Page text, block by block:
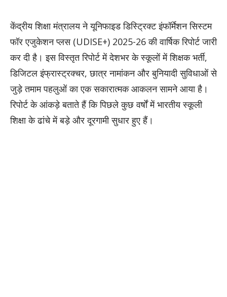
केंद्रीय शिक्षा मंत्रालय ने यूनिफाइड डिस्ट्रिक्ट इंफॉर्मेशन सिस्टम
फॉर एजुकेशन प्लस (UDISE+) 2025-26 की वार्षिक रिपोर्ट जारी
कर दी है। इस विस्तृत रिपोर्ट में देशभर के स्कूलों में शिक्षक भर्ती,
डिजिटल इंफ्रास्ट्रक्चर, छात्र नामांकन और बुनियादी सुविधाओं से
जुड़े तमाम पहलुओं का एक सकारात्मक आकलन सामने आया है।
रिपोर्ट के आंकड़े बताते हैं कि पिछले कुछ वर्षों में भारतीय स्कूली
शिक्षा के ढांचे में बड़े और दूरगामी सुधार हुए हैं।